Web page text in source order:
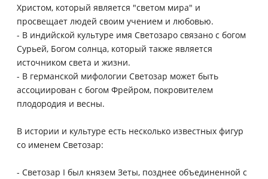
Христом, который является "светом мира" и
просвещает людей своим учением и любовью.
- В индийской культуре имя Светозаро связано с богом
Сурьей, Богом солнца, который также является
источником света и жизни.
- В германской мифологии Светозар может быть
ассоциирован с богом Фрейром, покровителем
плодородия и весны.
В истории и культуре есть несколько известных фигур
со именем Светозар:
- Светозар I был князем Зеты, позднее объединенной с